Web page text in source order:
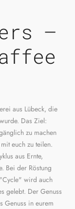
–
aus Lübeck, die
Das Ziel:
zu machen
euch zu teilen.
aus Ernte,
Bei der Röstung
wird auch
gelebt. Der Genuss
Genuss in eurem